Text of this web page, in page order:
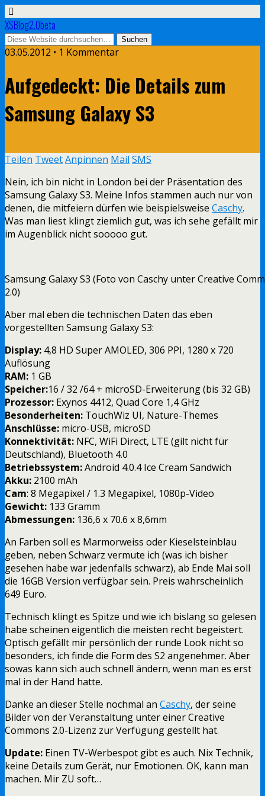
XSBlog2.0beta
03.05.2012 • 1 Kommentar
Aufgedeckt: Die Details zum
Samsung Galaxy S3
Teilen TweetAnpinnen Mail SMS
Nein, ich bin nicht in London bei der Präsentation des
Samsung Galaxy S3. Meine Infos stammen auch nur von
denen, die mitfeiern dürfen wie beispielsweise Caschy.
Was man liest klingt ziemlich gut, was ich sehe gefällt mir
im Augenblick nicht sooooo gut.
Samsung Galaxy S3 (Foto von Caschy unter Creative
2.0)
Aber mal eben die technischen Daten das eben
vorgestellten Samsung Galaxy S3:
Display: 4,8 HD Super AMOLED, 306 PPI, 1280 x 720
Auflösung
RAM: 1 GB
Speicher:16 / 32 /64 + microSD-Erweiterung (bis 32 GB)
Prozessor: Exynos 4412, Quad Core 1,4 GHz
Besonderheiten: TouchWiz UI, Nature-Themes
Anschlüsse: micro-USB, microSD
Konnektivität: NFC, WiFi Direct, LTE (gilt nicht für
Deutschland), Bluetooth 4.0
Betriebssystem:Android 4.0.4 Ice Cream Sandwich
Akku: 2100 mAh
Cam: 8 Megapixel / 1.3 Megapixel, 1080p-Video
Gewicht: 133 Gramm
Abmessungen: 136,6 x 70.6 x 8,6mm
An Farben soll es Marmorweiss oder Kieselsteinblau
geben, neben Schwarz vermute ich (was ich bisher
gesehen habe war jedenfalls schwarz), ab Ende Mai soll
die 16GB Version verfügbar sein. Preis wahrscheinlich
649 Euro.
Technisch klingt es Spitze und wie ich bislang so gelesen
habe scheinen eigentlich die meisten recht begeistert.
Optisch gefällt mir persönlich der runde Look nicht so
besonders, ich finde die Form des S2 angenehmer. Aber
sowas kann sich auch schnell ändern, wenn man es erst
mal in der Hand hatte.
Danke an dieser Stelle nochmal an Caschy, der seine
Bilder von der Veranstaltung unter einer Creative
Commons 2.0-Lizenz zur Verfügung gestellt hat.
Update: Einen TV-Werbespot gibt es auch. Nix Technik,
keine Details zum Gerät, nur Emotionen. OK, kann man
machen. Mir ZU soft…